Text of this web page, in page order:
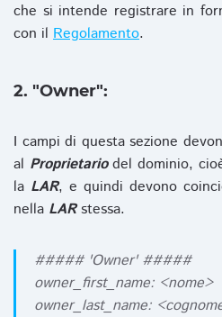
che si intende registrare in
con il Regolamento.
2. "Owner":
I campi di questa sezione
al Proprietariodel dominio,
la LAR, e quindi devono
nella LARstessa.
##### 'Owner' #####
owner_first_name: <nome>
owner_last_name: